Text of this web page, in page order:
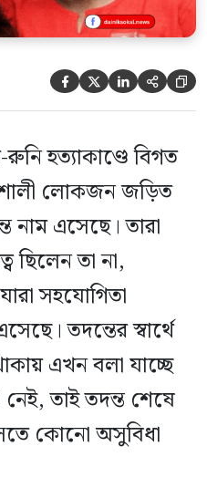
    
হত্যাকাণ্ডে বিগত
লোকজন জড়িত
নাম এসেছে। তারা
ছিলেন তা না,
সহযোগিতা
তদন্তের স্বার্থে
এখন বলা যাচ্ছে
তাই তদন্ত শেষে
কোনো অসুবিধা